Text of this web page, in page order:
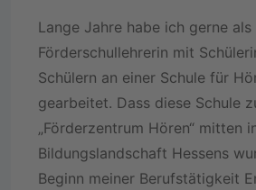
Lange Jahre habe ich gerne als
Förderschullehrerin mit
Schülern an einer Schule für
gearbeitet. Dass diese Schule
„Förderzentrum Hören“ mitten
Bildungslandschaft Hessens
Beginn meiner Berufstätigkeit